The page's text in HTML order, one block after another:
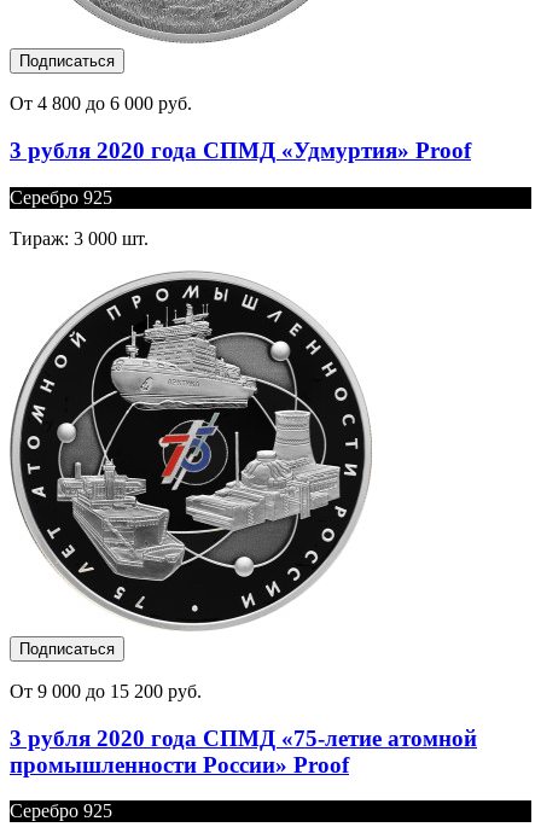
Подписаться
От 4 800 до 6 000 руб.
3 рубля 2020 года СПМД «Удмуртия» Proof
Серебро 925
Тираж: 3 000 шт.
Подписаться
От 9 000 до 15 200 руб.
3 рубля 2020 года СПМД «75-летие атомной
промышленности России» Proof
Серебро 925